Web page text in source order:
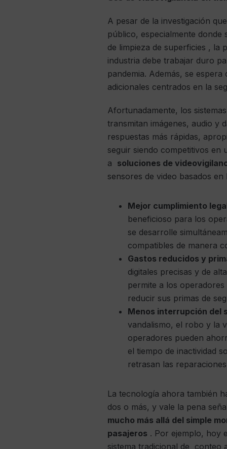
A pesar de la investigación
público, especialmente
de limpieza de superficies , la
industria debe trabajar duro
pandemia. Además, se
adicionales centrados en la
Afortunadamente, los
transmitan imágenes, audio y
respuestas más rápidas,
seguir siendo competitivos en
a soluciones de
sensores de video basados
Mejor cumplimiento
beneficioso para los
se desarrolle
compatibles de manera
Gastos reducidos y
digitales precisas y de
permite a los
reducir sus primas de
Menos interrupción del
vandalismo, el robo y la
operadores pueden
el tiempo de inactividad
retrasan las
La tecnología ahora también
dos o más, y vale la pena
mucho más allá del simple
pasajeros . Por ejemplo, hoy
sistema tradicional de conteo